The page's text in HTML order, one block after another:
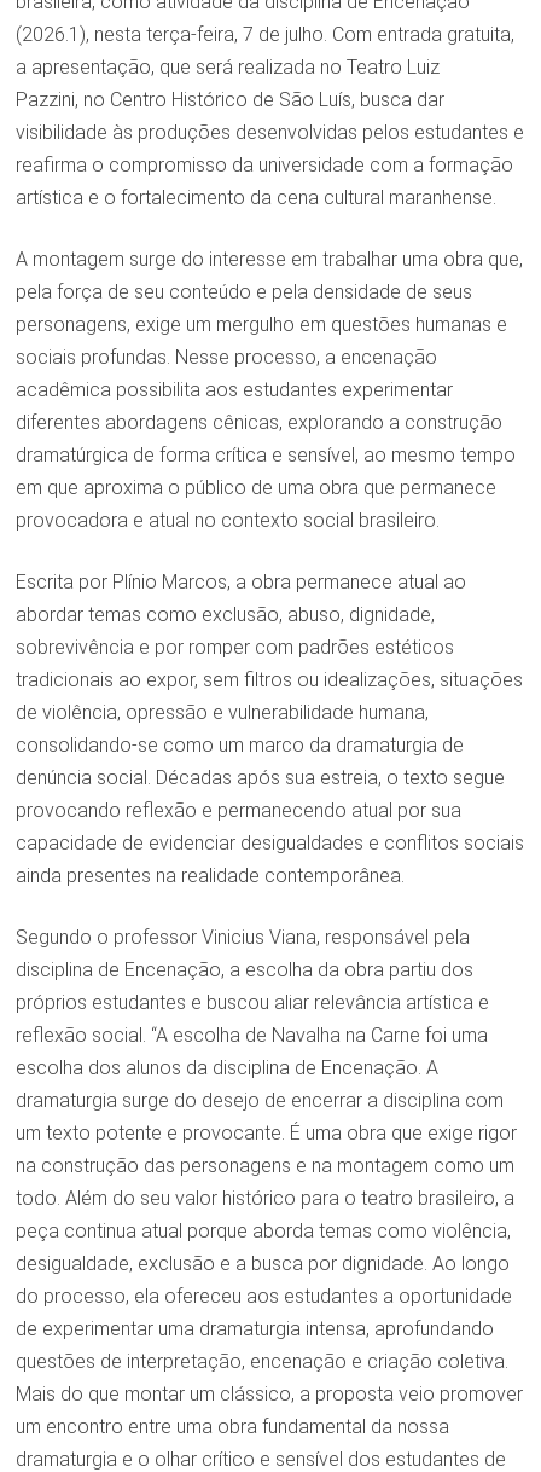
(2026.1), nesta terça-feira, 7 de julho. Com entrada gratuita,
a apresentação, que será realizada no Teatro Luiz
Pazzini, no Centro Histórico de São Luís, busca dar
visibilidade às produções desenvolvidas pelos estudantes e
reafirma o compromisso da universidade com a formação
artística e o fortalecimento da cena cultural maranhense.
A montagem surge do interesse em trabalhar uma obra que,
pela força de seu conteúdo e pela densidade de seus
personagens, exige um mergulho em questões humanas e
sociais profundas. Nesse processo, a encenação
acadêmica possibilita aos estudantes experimentar
diferentes abordagens cênicas, explorando a construção
dramatúrgica de forma crítica e sensível, ao mesmo tempo
em que aproxima o público de uma obra que permanece
provocadora e atual no contexto social brasileiro.
Escrita por Plínio Marcos, a obra permanece atual ao
abordar temas como exclusão, abuso, dignidade,
sobrevivência e por romper com padrões estéticos
tradicionais ao expor, sem filtros ou idealizações, situações
de violência, opressão e vulnerabilidade humana,
consolidando-se como um marco da dramaturgia de
denúncia social. Décadas após sua estreia, o texto segue
provocando reflexão e permanecendo atual por sua
capacidade de evidenciar desigualdades e conflitos sociais
ainda presentes na realidade contemporânea.
Segundo o professor Vinicius Viana, responsável pela
disciplina de Encenação, a escolha da obra partiu dos
próprios estudantes e buscou aliar relevância artística e
reflexão social. “A escolha de Navalha na Carne foi uma
escolha dos alunos da disciplina de Encenação. A
dramaturgia surge do desejo de encerrar a disciplina com
um texto potente e provocante. É uma obra que exige rigor
na construção das personagens e na montagem como um
todo. Além do seu valor histórico para o teatro brasileiro, a
peça continua atual porque aborda temas como violência,
desigualdade, exclusão e a busca por dignidade. Ao longo
do processo, ela ofereceu aos estudantes a oportunidade
de experimentar uma dramaturgia intensa, aprofundando
questões de interpretação, encenação e criação coletiva.
Mais do que montar um clássico, a proposta veio promover
um encontro entre uma obra fundamental da nossa
dramaturgia e o olhar crítico e sensível dos estudantes de